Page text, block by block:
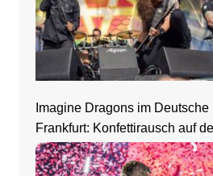
Imagine Dragons im
Frankfurt: Konfettirausch auf